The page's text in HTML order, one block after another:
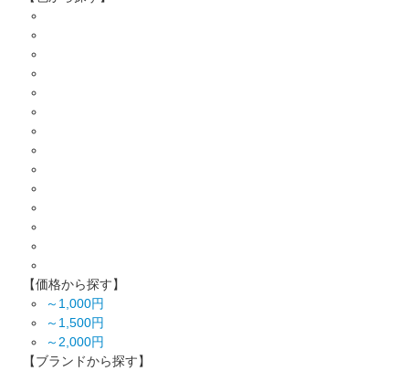
【価格から探す】
～1,000円
～1,500円
～2,000円
【ブランドから探す】